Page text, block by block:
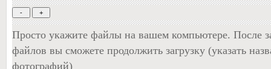
Просто укажите файлы на вашем компьютере. После
файлов вы сможете продолжить загрузку (указать
фотографий)